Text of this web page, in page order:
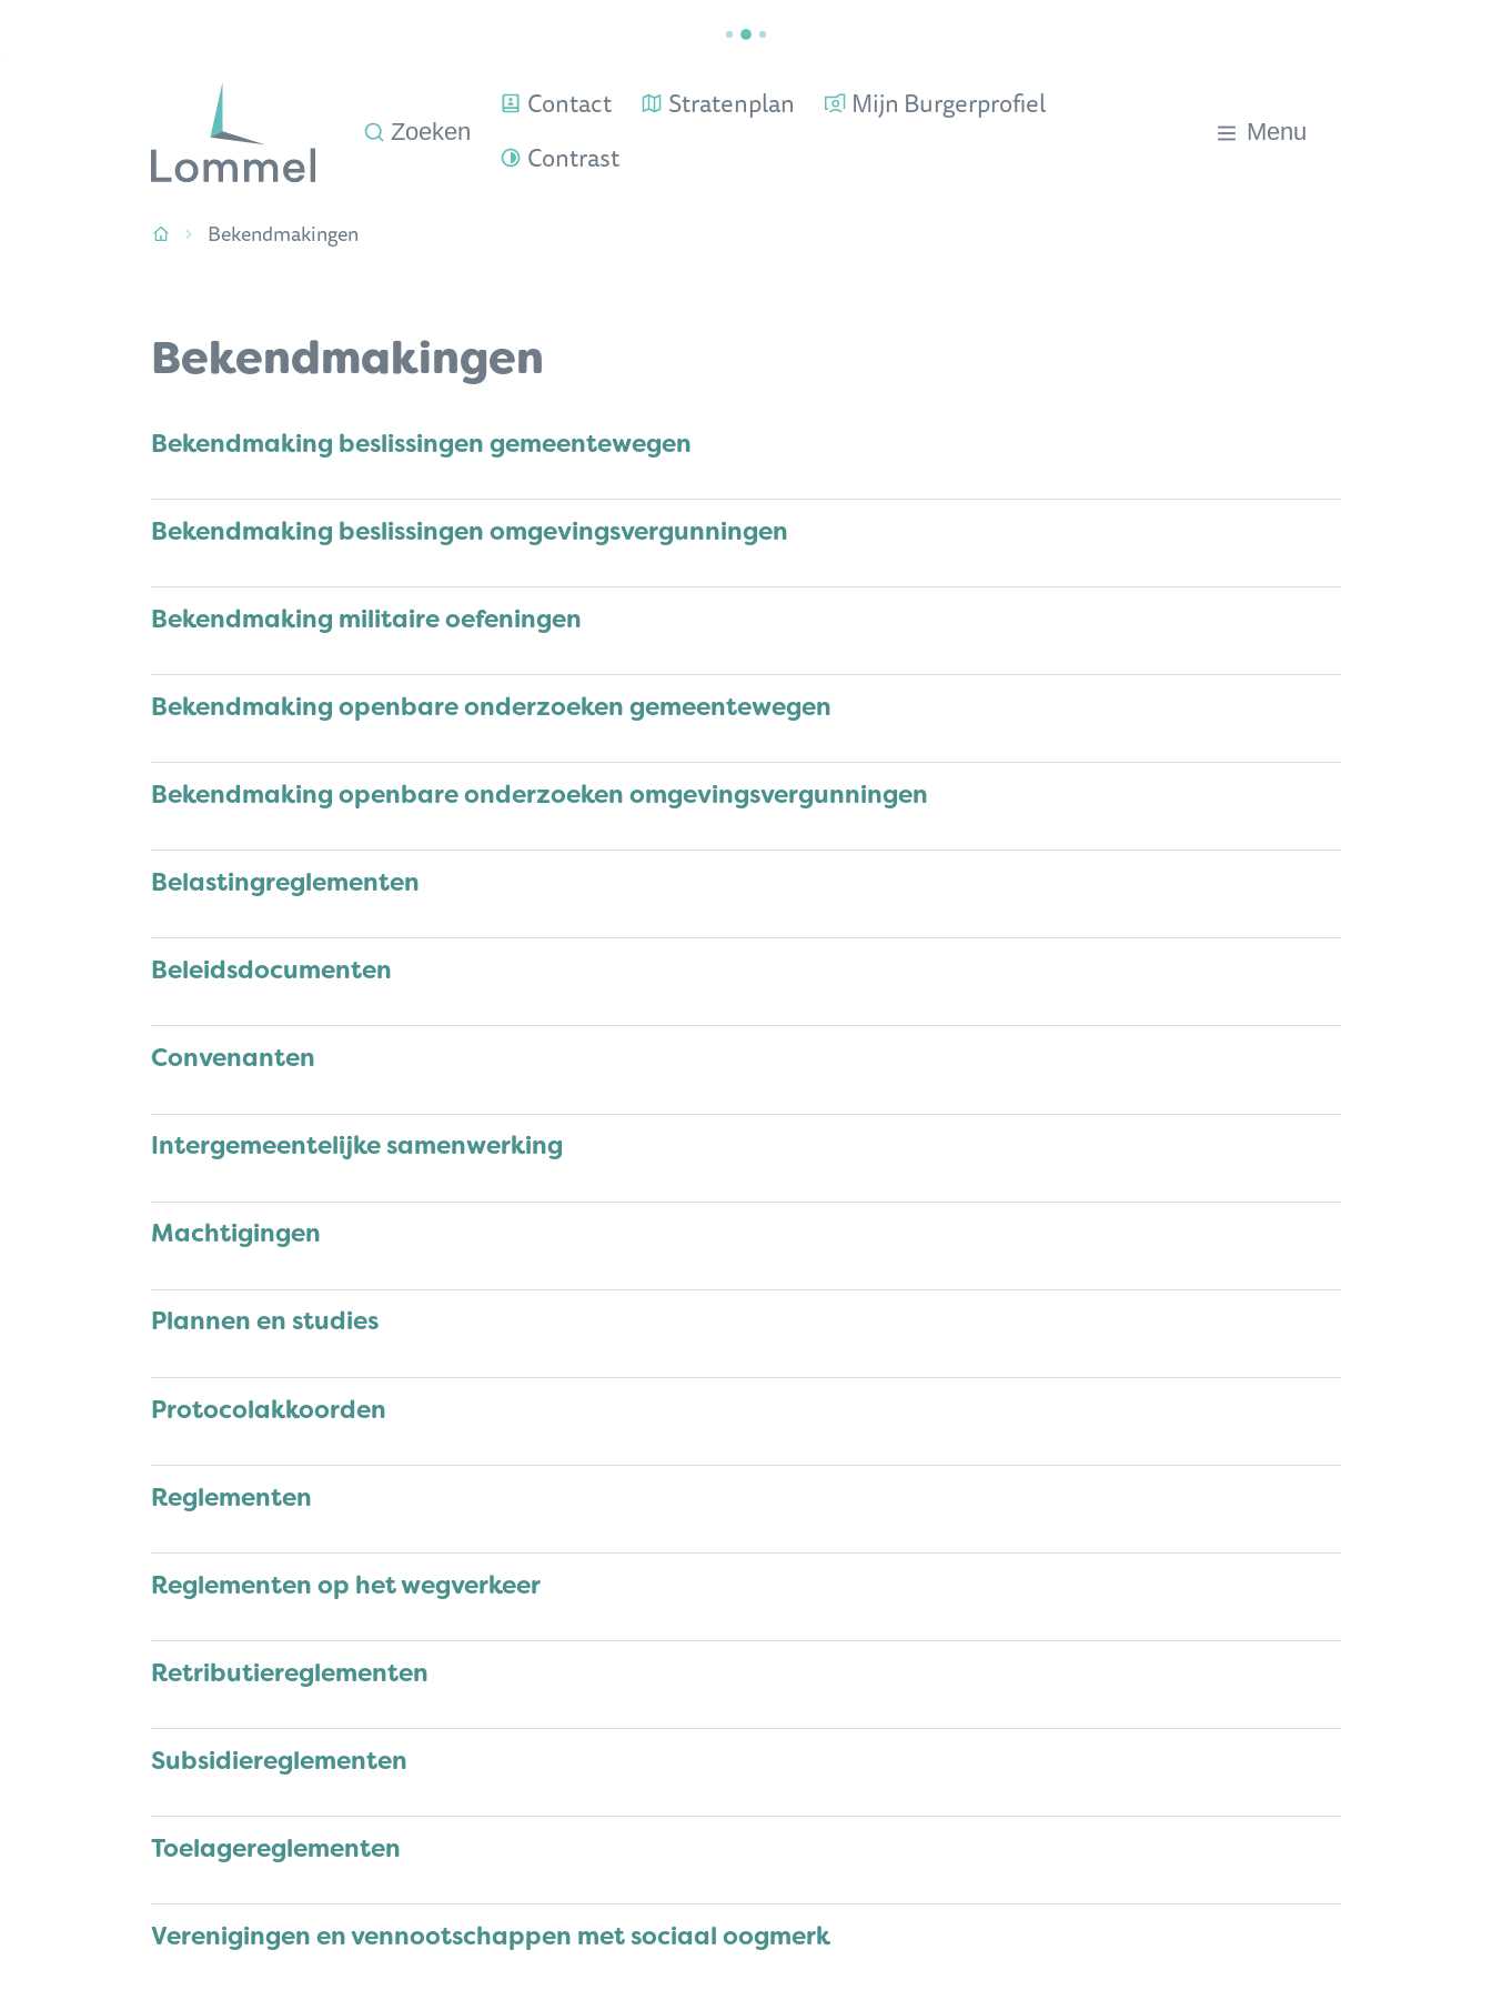
Naar inhoud
Stad Lommel
Zoeken
Contact Stratenplan
Mijn Burgerprofiel
Contrast
Menu
StartpaginaBekendmakingen
Bekendmakingen
Bekendmaking beslissingen gemeentewegen
Bekendmaking beslissingen omgevingsvergunningen
Bekendmaking militaire oefeningen
Bekendmaking openbare onderzoeken gemeentewegen
Bekendmaking openbare onderzoeken omgevingsvergunningen
Belastingreglementen
Beleidsdocumenten
Convenanten
Intergemeentelijke samenwerking
Machtigingen
Plannen en studies
Protocolakkoorden
Reglementen
Reglementen op het wegverkeer
Retributiereglementen
Subsidiereglementen
Toelagereglementen
Verenigingen en vennootschappen met sociaal oogmerk